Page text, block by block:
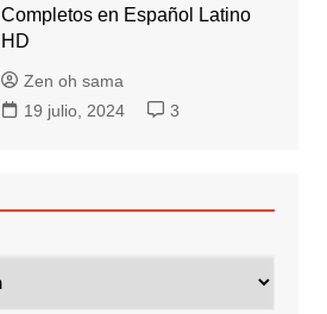
Completos en Español Latino
HD
Zen oh sama
19 julio, 2024
3